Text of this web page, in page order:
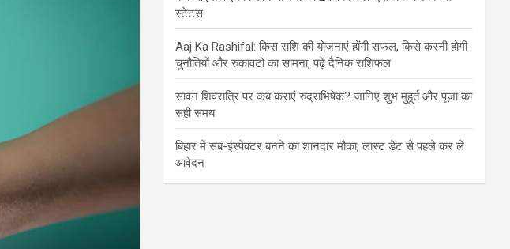
स्टेटस
Aaj Ka Rashifal: किस राशि की योजनाएं होंगी सफल, किसे करनी होगी
चुनौतियों और रुकावटों का सामना, पढ़ें दैनिक राशिफल
सावन शिवरात्रि पर कब कराएं रुद्राभिषेक? जानिए शुभ मुहूर्त और पूजा का
सही समय
बिहार में सब-इंस्पेक्टर बनने का शानदार मौका, लास्ट डेट से पहले कर लें
आवेदन